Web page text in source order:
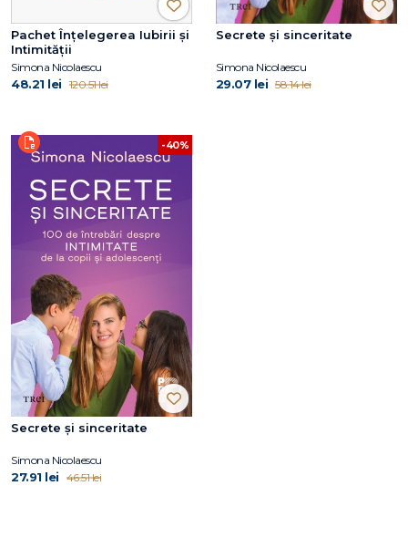
Pachet Înțelegerea Iubirii și
Intimității
Simona Nicolaescu
48.21 lei 120.51 lei
Secrete și sinceritate
Simona Nicolaescu
29.07 lei 58.14 lei
-40%
Secrete și sinceritate
Simona Nicolaescu
27.91 lei 46.51 lei